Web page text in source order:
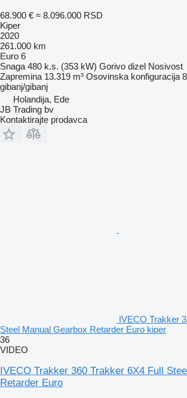
68.900 € ≈ 8.096.000 RSD
Kiper
2020
261.000 km
Euro 6
Snaga 480 k.s. (353 kW) Gorivo dizel Nosivost
Zapremina 13.319 m³ Osovinska konfiguracija
gibanj/gibanj
Holandija, Ede
JB Trading bv
Kontaktirajte prodavca
IVECO Trakker
Steel Manual Gearbox Retarder Euro kiper
36
VIDEO
IVECO Trakker 360 Trakker 6X4 Full
Retarder Euro